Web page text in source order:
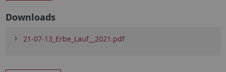
Downloads
21-07-13_Erbe_Lauf__2021.pdf